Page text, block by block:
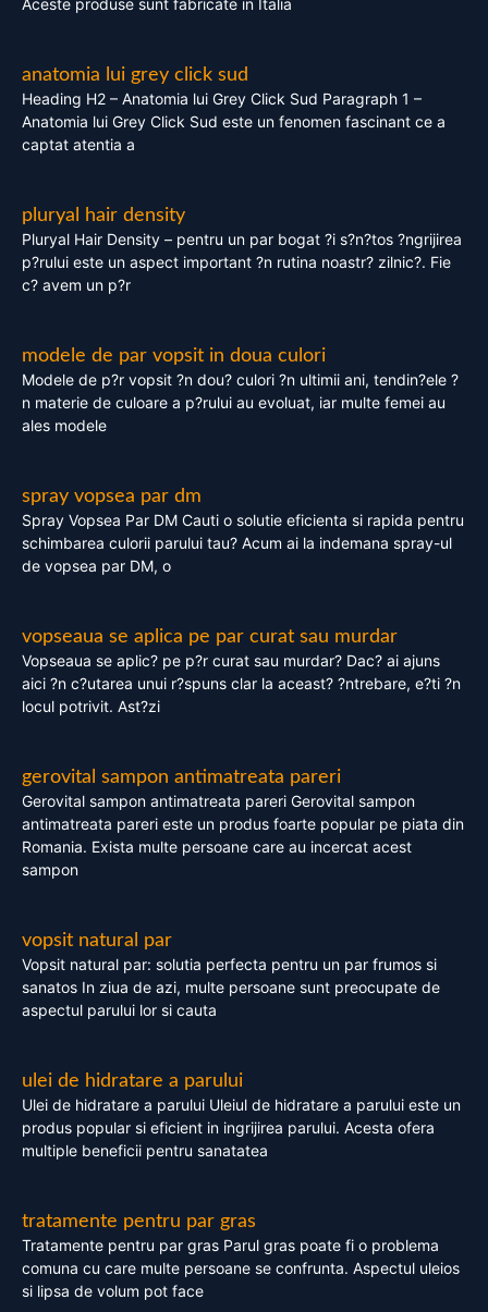
Aceste produse sunt fabricate in Italia
anatomia lui grey click sud
Heading H2 – Anatomia lui Grey Click Sud Paragraph 1 –
Anatomia lui Grey Click Sud este un fenomen fascinant ce a
captat atentia a
pluryal hair density
Pluryal Hair Density – pentru un par bogat ?i s?n?tos ?ngrijirea
p?rului este un aspect important ?n rutina noastr? zilnic?. Fie
c? avem un p?r
modele de par vopsit in doua culori
Modele de p?r vopsit ?n dou? culori ?n ultimii ani, tendin?ele ?
n materie de culoare a p?rului au evoluat, iar multe femei au
ales modele
spray vopsea par dm
Spray Vopsea Par DM Cauti o solutie eficienta si rapida pentru
schimbarea culorii parului tau? Acum ai la indemana spray-ul
de vopsea par DM, o
vopseaua se aplica pe par curat sau murdar
Vopseaua se aplic? pe p?r curat sau murdar? Dac? ai ajuns
aici ?n c?utarea unui r?spuns clar la aceast? ?ntrebare, e?ti ?n
locul potrivit. Ast?zi
gerovital sampon antimatreata pareri
Gerovital sampon antimatreata pareri Gerovital sampon
antimatreata pareri este un produs foarte popular pe piata din
Romania. Exista multe persoane care au incercat acest
sampon
vopsit natural par
Vopsit natural par: solutia perfecta pentru un par frumos si
sanatos In ziua de azi, multe persoane sunt preocupate de
aspectul parului lor si cauta
ulei de hidratare a parului
Ulei de hidratare a parului Uleiul de hidratare a parului este un
produs popular si eficient in ingrijirea parului. Acesta ofera
multiple beneficii pentru sanatatea
tratamente pentru par gras
Tratamente pentru par gras Parul gras poate fi o problema
comuna cu care multe persoane se confrunta. Aspectul uleios
si lipsa de volum pot face